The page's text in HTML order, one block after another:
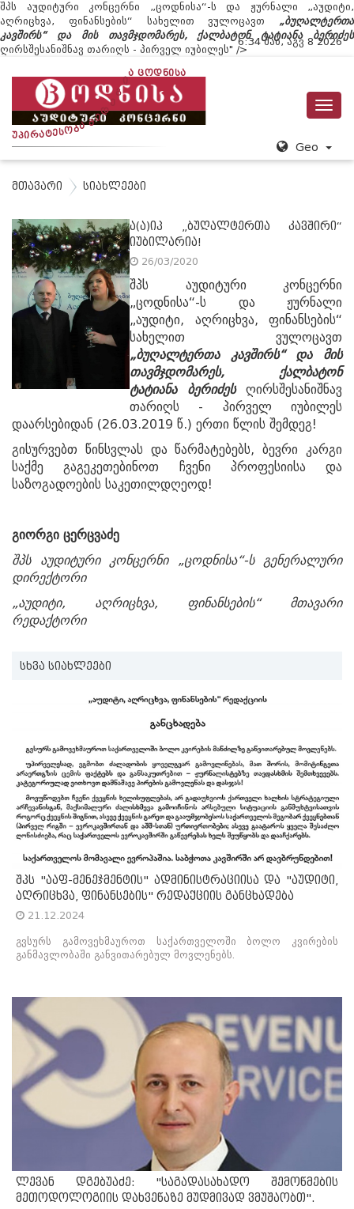
შპს აუდიტური კონცერნი „ცოდნისა“-ს და ჟურნალი „აუდიტი,
აღრიცხვა, ფინანსების“ სახელით ვულოცავთ „ბუღალტერთა
კავშირს“ და მის თავმჯდომარეს, ქალბატონ ტატიანა ბერიძეს
ღირსშესანიშნავ თარიღს - პირველ იუბილეს" />
ᲣᲞᲘᲠᲐᲢᲔᲡᲝᲑ
Ა ᲪᲝᲓ
Ნ
Ი
Ს
Ა
6:34 შაბ,აგვ 8 2026
Geo
მთავარი სიახლეები
ა(ა)იპ „ბუღალტერთა კავშირი“
იუბილარია!
26/03/2020
შპს აუდიტური კონცერნი
„ცოდნისა“-ს და ჟურნალი
„აუდიტი, აღრიცხვა, ფინანსების“
სახელით ვულოცავთ
„ბუღალტერთა კავშირს“ და მის
თავმჯდომარეს, ქალბატონ
ტატიანა ბერიძეს ღირსშესანიშნავ
თარიღს - პირველ იუბილეს
დაარსებიდან (26.03.2019 წ.) ერთი წლის შემდეგ!
გისურვებთ წინსვლას და წარმატებებს, ბევრი კარგი
საქმე გაგეკეთებინოთ ჩვენი პროფესიისა და
საზოგადოების საკეთილდღეოდ!
გიორგი ცერცვაძე
შპს აუდიტური კონცერნი „ცოდნისა“-ს გენერალური
დირექტორი
„აუდიტი, აღრიცხვა, ფინანსების“ მთავარი
რედაქტორი
სხვა სიახლეები
შპს "ააფ-მენეჯმენტის" ადმინისტრაციისა და "აუდიტი,
აღრიცხვა, ფინანსების" რედაქციის განცხადება
21.12.2024
გვსურს გამოვეხმაუროთ საქართველოში ბოლო კვირების
განმავლობაში განვითარებულ მოვლენებს.
ლევან დგებუაძე: "საგადასახადო შემოწმების
მეთოდოლოგიის დახვეწაზე მუდმივად ვმუშაობთ".